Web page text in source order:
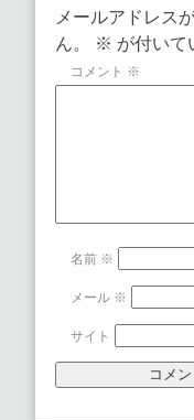
メールアドレス
ん。
※ が付いて
コメント ※
名前 ※
メール ※
サイト